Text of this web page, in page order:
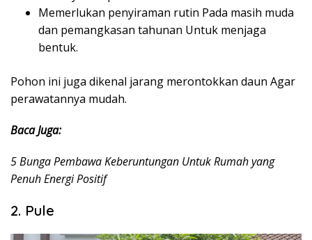
Memerlukan penyiraman rutin Pada masih muda
dan pemangkasan tahunan Untuk menjaga
bentuk.
Pohon ini juga dikenal jarang merontokkan daun Agar
perawatannya mudah.
Baca Juga:
5 Bunga Pembawa Keberuntungan Untuk Rumah yang
Penuh Energi Positif
2. Pule